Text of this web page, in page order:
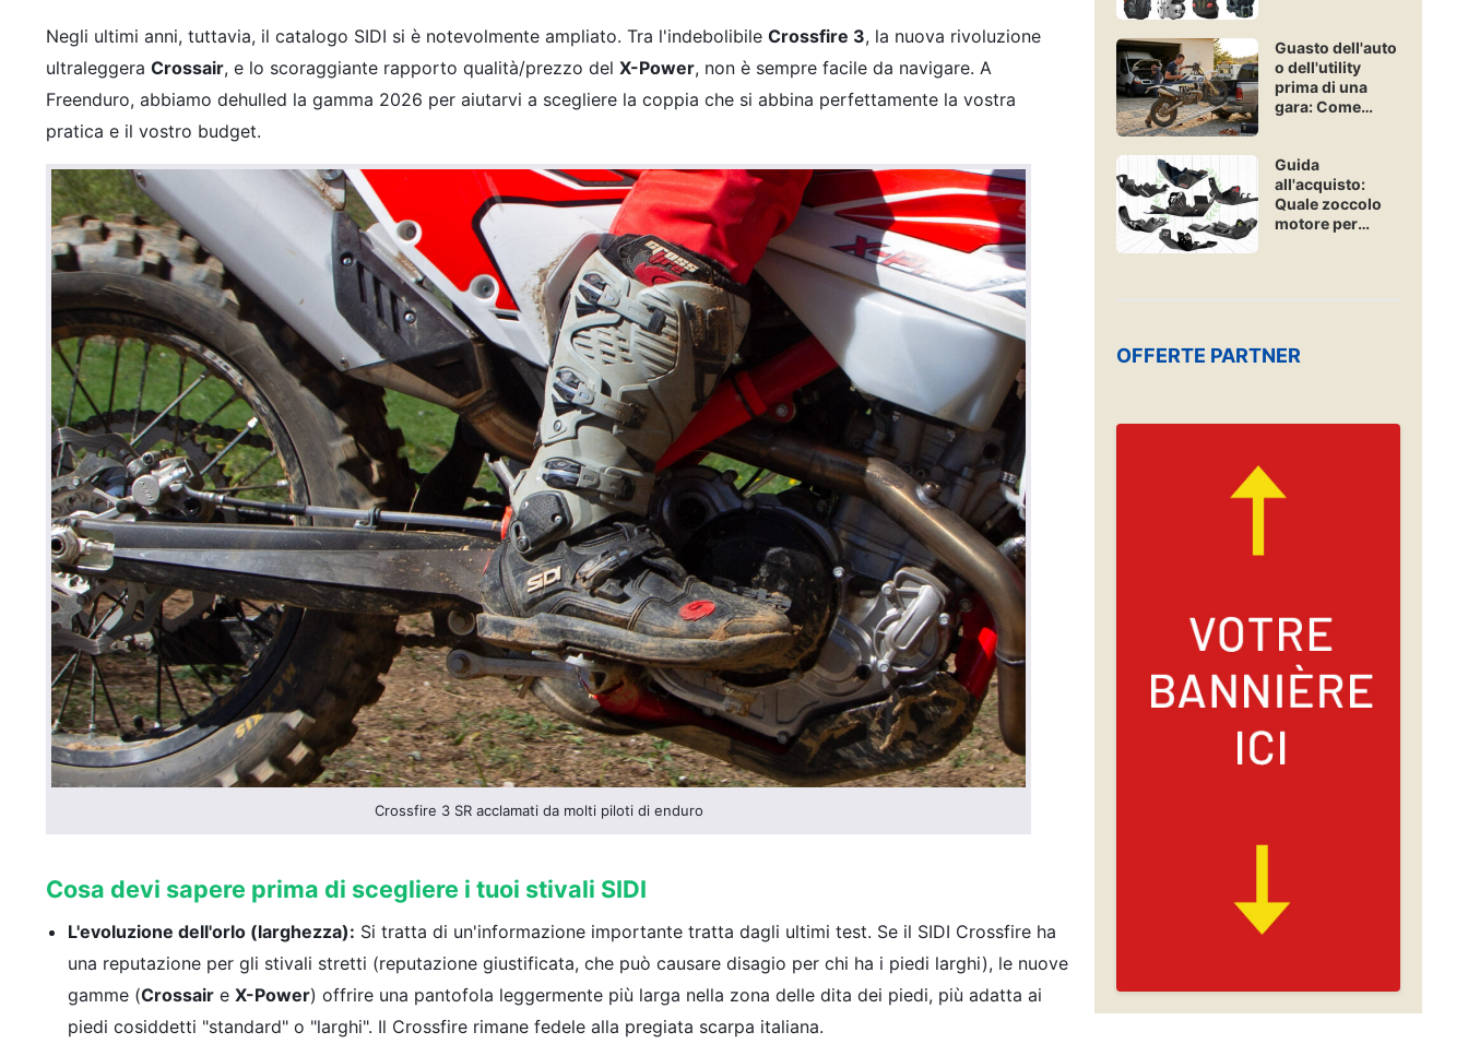
Negli ultimi anni, tuttavia, il catalogo SIDI si è notevolmente ampliato. Tra l'indebolibile Crossfire 3, la nuova rivoluzione
ultraleggera Crossair, e lo scoraggiante rapporto qualità/prezzo del X-Power, non è sempre facile da navigare. A
Freenduro, abbiamo dehulled la gamma 2026 per aiutarvi a scegliere la coppia che si abbina perfettamente la vostra
pratica e il vostro budget.
Crossfire 3 SR acclamati da molti piloti di enduro
Cosa devi sapere prima di scegliere i tuoi stivali SIDI
L'evoluzione dell'orlo (larghezza): Si tratta di un'informazione importante tratta dagli ultimi test. Se il SIDI Crossfire ha
una reputazione per gli stivali stretti (reputazione giustificata, che può causare disagio per chi ha i piedi larghi), le nuove
gamme (Crossair e X-Power) offrire una pantofola leggermente più larga nella zona delle dita dei piedi, più adatta ai
piedi cosiddetti "standard" o "larghi". Il Crossfire rimane fedele alla pregiata scarpa italiana.
Guasto dell'auto
o dell'utility
prima di una
gara: Come
emergenza?
Guida
all'acquisto:
Quale zoccolo
motore per
OFFERTE PARTNER